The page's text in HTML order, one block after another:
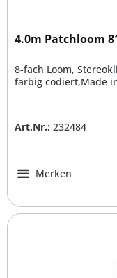
4.0m Patchloom
8-fach Loom,
farbig codiert,Made
Art.Nr.: 232484
Merken